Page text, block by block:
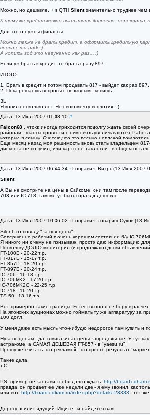
Можно, но дешевле. + в QTH Silentзначительно труднее чем
К тому же кредит можно выплатить досрочно, переплата
Для этого нужны финансы.
Можно также не брать кредит, а оформить кредитную
снова если надо;).
А копить год это негуманно как раз... :)
Если уж брать в кредит, то брать сразу 897.
ИТОГО:
1. Брать в кредит и потом продавать 817 - выйдет как раз 897.
2. Пока решаешь вопросы с позывным - копишь.
ЗЫ
Я копил несколько лет. Но свою мечту воплотил. :)
Дата: 13 Июл 2007 01:08:10 #
Falcon68 , что-ж иногда приходится подолгу ждать своей
районам - шансы провести с ним связь увеличиваются.
которые я слышу. Считаю,что это весьма неплохой показатель.
Еще месяц назад моя решимость вновь стать владельцем
дисконта не получил, или карты не так легли - в общем
Дата: 13 Июл 2007 06:44:34 · Поправил: Вихрь (13 Июл 2007
Silent
А Вы не смотрите на цены в Сайкоме, они там после
703 или IC-718, там могут быть гораздо дешевле.
Дата: 13 Июл 2007 10:36:02 · Поправил: товарищ Сухов (13
Silent, по поводу "за пол-цены".
Совершенно рабочий в очень хорошем состоянии б/у IC-
Я никого ни к чему не призываю, просто даю информацию
Поскольку ДОЛГО мониторил (и продолжаю) доски
FT-100D - 20-22 т.р.
FT-817D - 15-17 т.р.
FT-857D - 18-20 т.р.
FT-897D - 20-24 т.р.
IC-706 - 16-18 т.р.
IC-706MK2 - 17-20 т.р.
IC-706MK2G - 22-25 т.р.
IC-718 - 16-20 т.р.
TS-50 - 13-16 т.р.
Вот примерно такие границы. Естественно я не беру в
На японских аукционах можно поймать ту же аппаратуру за
100 долл.
У меня даже есть мысль что-нибудю недорогое там купить и
Ну а по ценам - да, в магазинах цены запредельные. Я тут
астракоме, а САМАЯ ДЕШЕВАЯ FT-857 - в "yaesu.ru".
Прошу не считать это рекламой, это просто результат
Такие дела.
т.С.
PS: пример не заставил себя долго ждать: http://
правда, он продает ее уже недели две - я ему звонил, как
или вот: http://board.cqham.ru/index.php?details=23383 - тот
Дорогу осилит идущий. Ищите - и найдется вам.